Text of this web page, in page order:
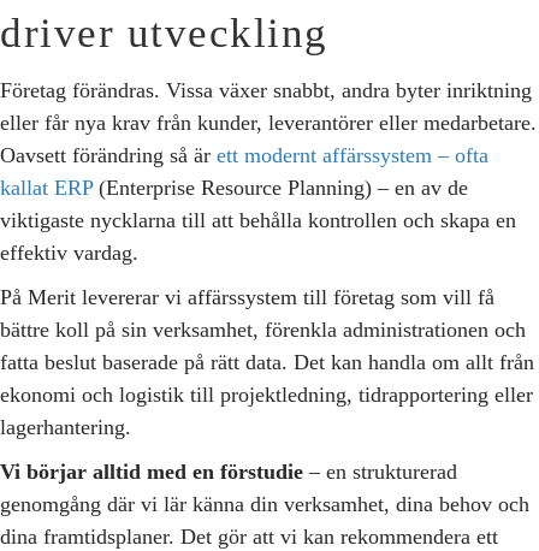
driver utveckling
Företag förändras. Vissa växer snabbt, andra byter inriktning
eller får nya krav från kunder, leverantörer eller medarbetare.
Oavsett förändring så är ett modernt affärssystem – ofta
kallat ERP(Enterprise Resource Planning) – en av de
viktigaste nycklarna till att behålla kontrollen och skapa en
effektiv vardag.
På Merit levererar vi affärssystem till företag som vill få
bättre koll på sin verksamhet, förenkla administrationen och
fatta beslut baserade på rätt data. Det kan handla om allt från
ekonomi och logistik till projektledning, tidrapportering eller
lagerhantering.
Vi börjar alltid med en förstudie – en strukturerad
genomgång där vi lär känna din verksamhet, dina behov och
dina framtidsplaner. Det gör att vi kan rekommendera ett